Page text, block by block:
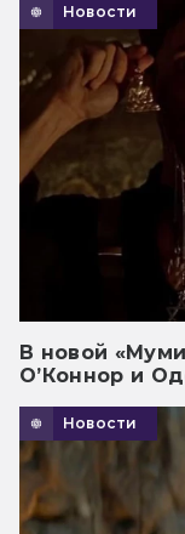
Новости
В новой
О’Коннор и
Новости